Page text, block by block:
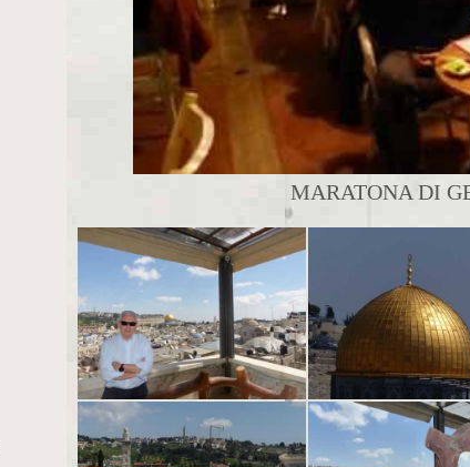
MARATONA DI